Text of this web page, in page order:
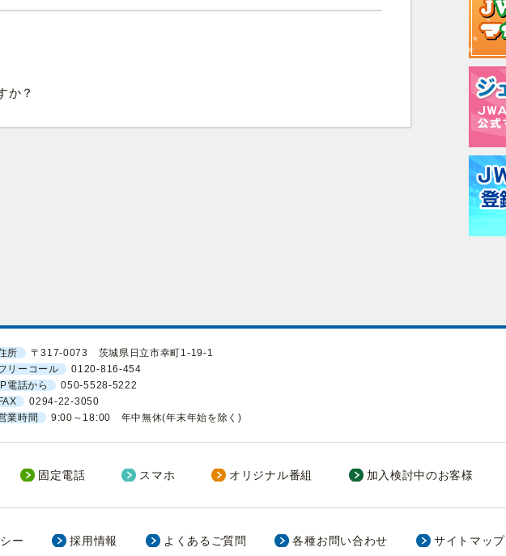
か？
所
〒317-0073 茨城県日立市幸町1-19-1
リーコール
0120-816-454
IP電話から
050-5528-5222
FAX
0294-22-3050
業時間
9:00～18:00 年中無休(年末年始を除く)
固定電話 スマホ オリジナル番組 加入検討中のお客様
ー 採用情報 よくあるご質問 各種お問い合わせ サイトマップ